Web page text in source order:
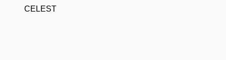
CELEST